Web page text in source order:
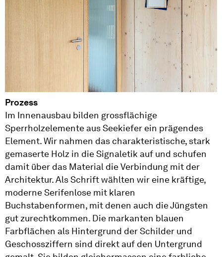
Prozess
Im Innenausbau bilden grossflächige
Sperrholzelemente aus Seekiefer ein prägendes
Element. Wir nahmen das charakteristische, stark
gemaserte Holz in die Signaletik auf und schufen
damit über das Material die Verbindung mit der
Architektur. Als Schrift wählten wir eine kräftige,
moderne Serifenlose mit klaren
Buchstabenformen, mit denen auch die Jüngsten
gut zurechtkommen. Die markanten blauen
Farbflächen als Hintergrund der Schilder und
Geschossziffern sind direkt auf den Untergrund